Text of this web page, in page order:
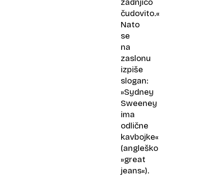
zadnjico
čudovito.«
Nato
se
na
zaslonu
izpiše
slogan:
»Sydney
Sweeney
ima
odlične
kavbojke«
(angleško
»great
jeans«).